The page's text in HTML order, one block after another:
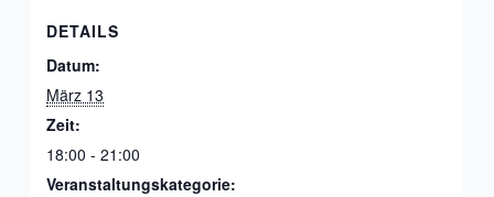
DETAILS
Datum:
März 13
Zeit:
18:00 - 21:00
Veranstaltungskategorie: